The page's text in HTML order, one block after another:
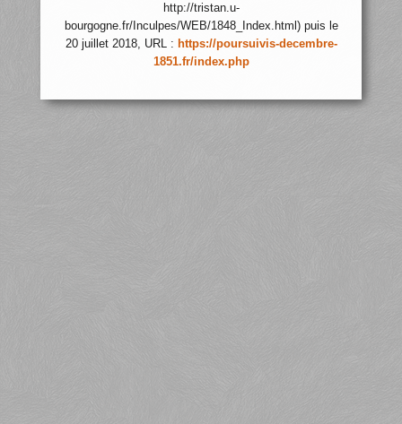
http://tristan.u-
bourgogne.fr/Inculpes/WEB/1848_Index.html) puis le
20 juillet 2018, URL : https://poursuivis-decembre-
1851.fr/index.php